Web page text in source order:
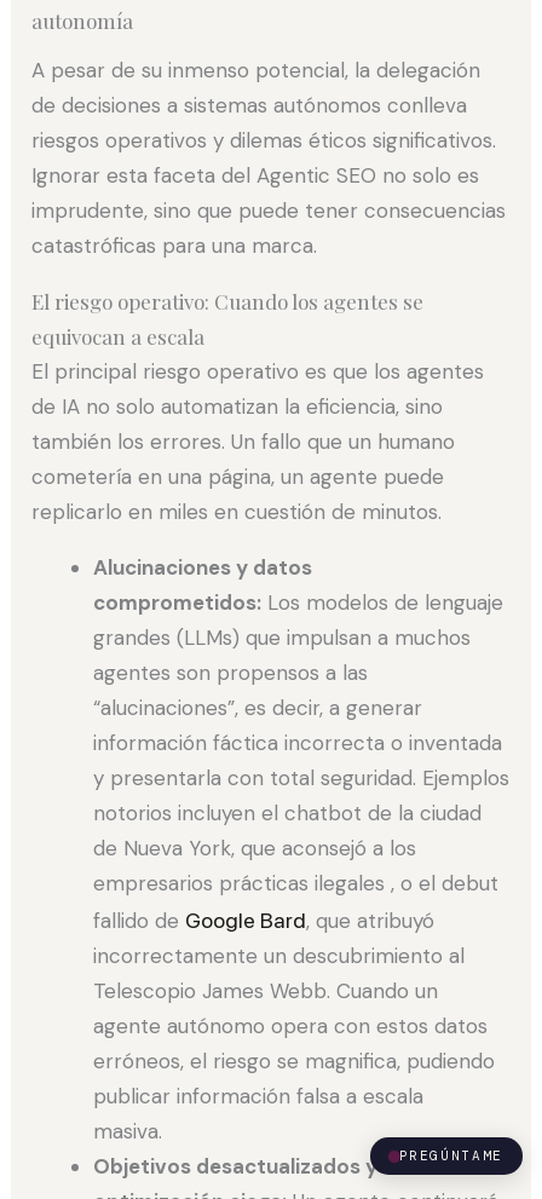
autonomía
A pesar de su inmenso potencial, la delegación
de decisiones a sistemas autónomos conlleva
riesgos operativos y dilemas éticos significativos.
Ignorar esta faceta del Agentic SEO no solo es
imprudente, sino que puede tener consecuencias
catastróficas para una marca.
El riesgo operativo: Cuando los agentes se
equivocan a escala
El principal riesgo operativo es que los agentes
de IA no solo automatizan la eficiencia, sino
también los errores. Un fallo que un humano
cometería en una página, un agente puede
replicarlo en miles en cuestión de minutos.
Alucinaciones y datos
comprometidos: Los modelos de lenguaje
grandes (LLMs) que impulsan a muchos
agentes son propensos a las
“alucinaciones”, es decir, a generar
información fáctica incorrecta o inventada
y presentarla con total seguridad. Ejemplos
notorios incluyen el chatbot de la ciudad
de Nueva York, que aconsejó a los
empresarios prácticas ilegales , o el debut
fallido de Google Bard, que atribuyó
incorrectamente un descubrimiento al
Telescopio James Webb. Cuando un
agente autónomo opera con estos datos
erróneos, el riesgo se magnifica, pudiendo
publicar información falsa a escala
masiva.
Objetivos desactualizados y
PREGÚNTAME